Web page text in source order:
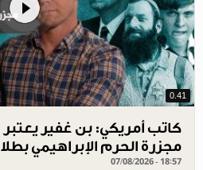
0.41
كاتب أمريكي: بن غفير
مجزرة الحرم الإبراهيمي
07/08/2026 - 18:57